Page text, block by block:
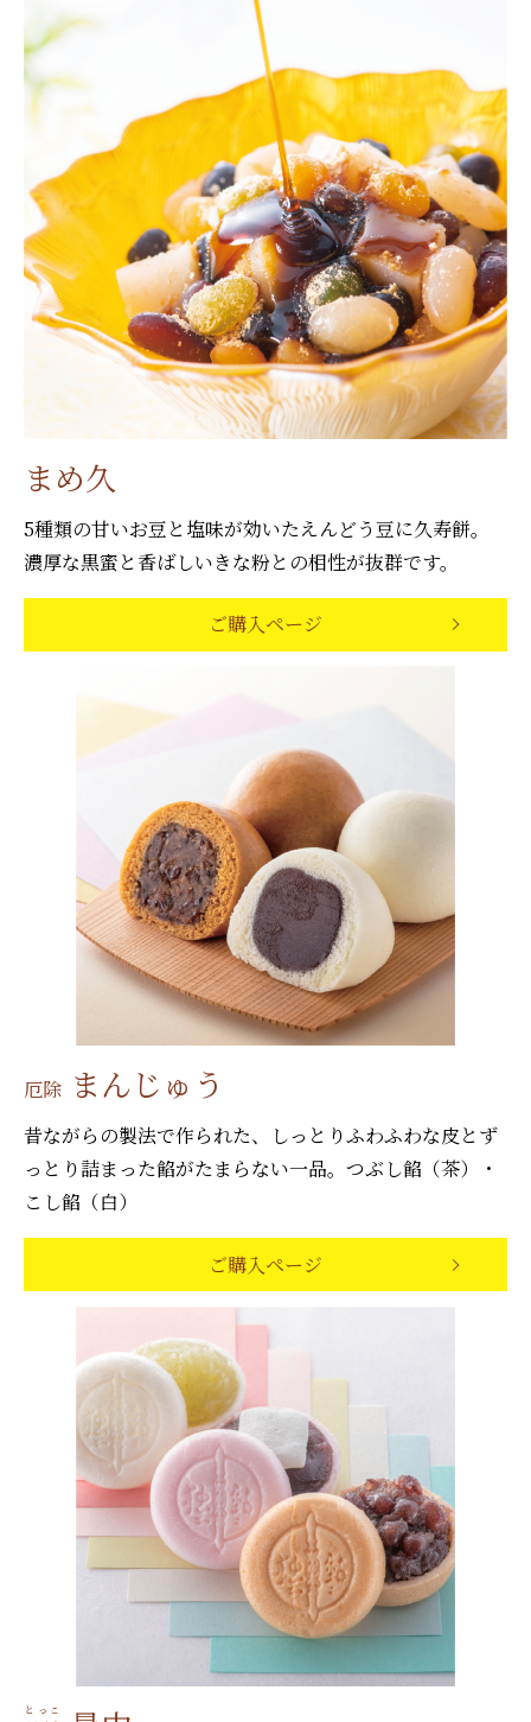
まめ久
5種類の甘いお豆と塩味が効いたえんどう豆に久寿餅。
濃厚な黒蜜と香ばしいきな粉との相性が抜群です。
ご購入ページ
厄除 まんじゅう
昔ながらの製法で作られた、しっとりふわふわな皮とず
っとり詰まった餡がたまらない一品。つぶし餡（茶）・
こし餡（白）
ご購入ページ
とっこ